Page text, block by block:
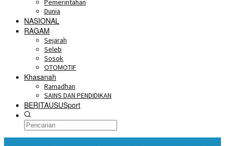
Pemerintahan
Dunia
NASIONAL
RAGAM
Sejarah
Seleb
Sosok
OTOMOTIF
Khasanah
Ramadhan
SAINS DAN PENDIDIKAN
BERITAUSUSport